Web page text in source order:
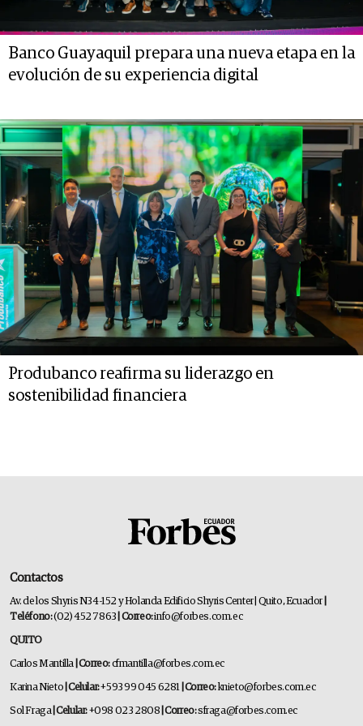
Banco Guayaquil prepara una nueva etapa en la
evolución de su experiencia digital
Produbanco reafirma su liderazgo en
sostenibilidad financiera
Contactos
Av. de los Shyris N34-152 y Holanda Edificio Shyris Center | Quito, Ecuador
Teléfono:(02) 452 7863 | Correo:info@forbes.com.ec
QUITO
Carlos Mantilla | Correo:cfmantilla@forbes.com.ec
Karina Nieto | Celular:+593 99 045 6281 | Correo:knieto@forbes.com.ec
Sol Fraga| Celular:+098 023 2808 | Correo:sfraga@forbes.com.ec